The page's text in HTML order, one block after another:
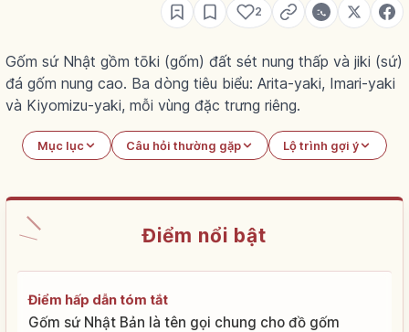
2
Gốm sứ Nhật gồm tōki (gốm) đất sét nung thấp và jiki (sứ)
đá gốm nung cao. Ba dòng tiêu biểu: Arita-yaki, Imari-yaki
và Kiyomizu-yaki, mỗi vùng đặc trưng riêng.
Mục lục Câu hỏi thường gặp Lộ trình gợi ý
Điểm nổi bật
Điểm hấp dẫn tóm tắt
Gốm sứ Nhật Bản là tên gọi chung cho đồ gốm